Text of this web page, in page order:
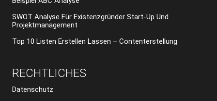
SWOT Analyse Für Existenzgründer Start-Up Und
Projektmanagement
Top 10 Listen Erstellen Lassen – Contenterstellung
RECHTLICHES
Datenschutz